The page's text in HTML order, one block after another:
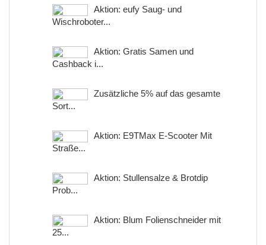
Aktion: eufy Saug- und
Wischroboter...
Aktion: Gratis Samen und
Cashback i...
Zusätzliche 5% auf das gesamte
Sort...
Aktion: E9TMax E-Scooter Mit
Straße...
Aktion: Stullensalze & Brotdip
Prob...
Aktion: Blum Folienschneider mit
25...